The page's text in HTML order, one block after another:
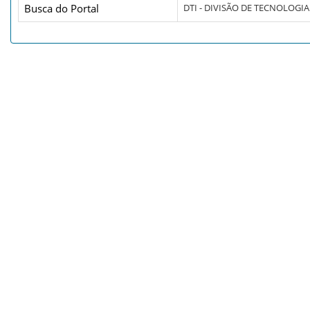
Busca do Portal DTI - DIVISÃO DE